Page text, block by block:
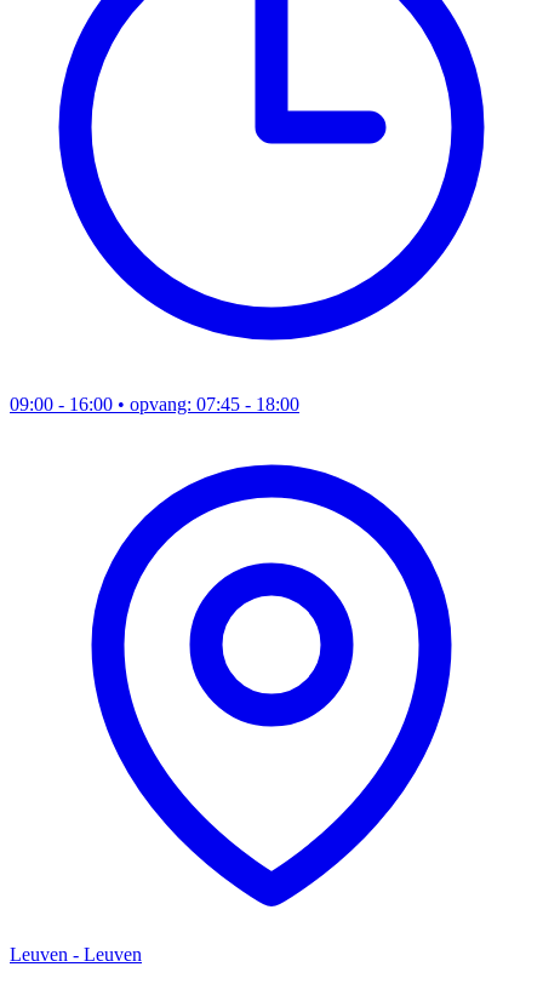
09:00 - 16:00 • opvang: 07:45 - 18:00
Leuven - Leuven